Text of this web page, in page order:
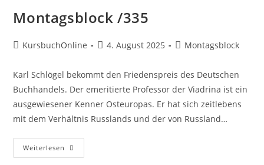
Montagsblock /335
KursbuchOnline 4. August 2025 Montagsblock
Karl Schlögel bekommt den Friedenspreis des Deutschen
Buchhandels. Der emeritierte Professor der Viadrina ist ein
ausgewiesener Kenner Osteuropas. Er hat sich zeitlebens
mit dem Verhältnis Russlands und der von Russland…
Weiterlesen